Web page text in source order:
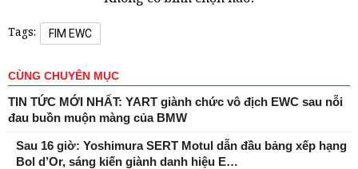
Tags: FIM EWC
CÙNG CHUYÊN MỤC
TIN TỨC MỚI NHẤT: YART giành chức vô địch EWC sau nỗi
đau buồn muộn màng của BMW
Sau 16 giờ: Yoshimura SERT Motul dẫn đầu bảng xếp hạng
Bol d’Or, sáng kiến ​​giành danh hiệu E…